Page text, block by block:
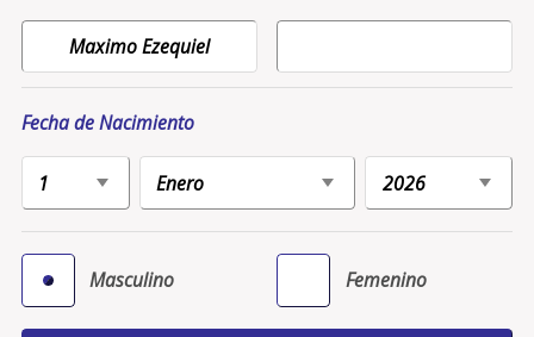
Fecha de Nacimiento
Masculino Femenino